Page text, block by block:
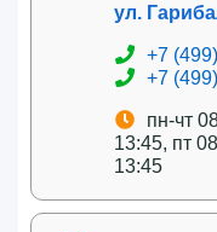
ул.
+7
+7
пн-чт
13:45, пт
13:45